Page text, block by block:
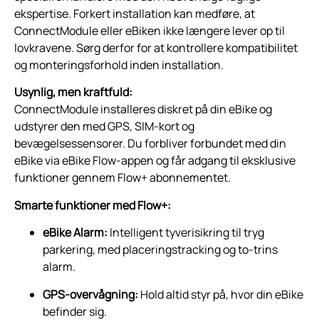
ekspertise. Forkert installation kan medføre, at
ConnectModule eller eBiken ikke længere lever op til
lovkravene. Sørg derfor for at kontrollere kompatibilitet
og monteringsforhold inden installation.
Usynlig, men kraftfuld:
ConnectModule installeres diskret på din eBike og
udstyrer den med GPS, SIM-kort og
bevægelsessensorer. Du forbliver forbundet med din
eBike via eBike Flow-appen og får adgang til eksklusive
funktioner gennem Flow+ abonnementet.
Smarte funktioner med Flow+:
eBike Alarm: Intelligent tyverisikring til tryg
parkering, med placeringstracking og to-trins
alarm.
GPS-overvågning: Hold altid styr på, hvor din eBike
befinder sig.